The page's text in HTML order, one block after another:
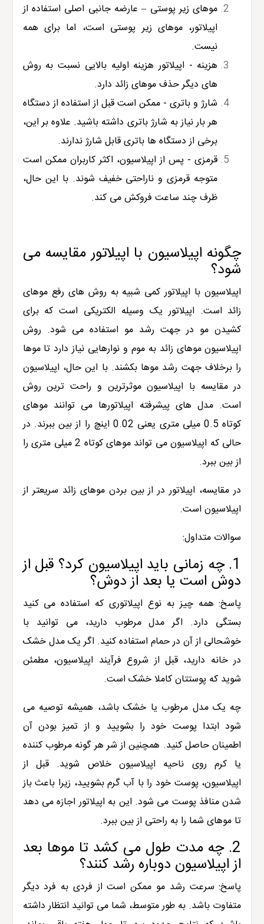
موهای زیر پوستی – عارضه جانبی اصلی استفاده از
اپیلاتور، موهای زیر پوستی است، اما برای همه
نیست.
هزینه - اپیلاتور هزینه اولیه بالایی نسبت به روش
های دیگر حذف موهای زائد دارد.
شارژ و باتری - ممکن است قبل از استفاده از دستگاه
هر بار نیاز به شارژ باتری داشته باشید. علاوه بر این،
برخی از دستگاه ها باتری قابل شارژ ندارند.
قرمزی - پس از اپیلاسیون، اکثر کاربران ممکن است
متوجه قرمزی و ناراحتی خفیف شوند. با این حال،
ظرف چند ساعت فروکش می کند.
چگونه اپیلاسیون با اپیلاتور مقایسه می
شود؟
اپیلاسیون با اپیلاتور کمی شبیه به روش های رفع موهای
زائد است. اپیلاتور یک وسیله الکتریکی است که برای
کشیدن مو در جهت رشد مو استفاده می شود. روش
اپیلاسیون موهای زائد به موم و نوارهایی نیاز دارد تا موها
را برخلاف جهت رشد موها بکشند. با این حال، اپیلاسیون
در مقایسه با اپیلاسیون موثرترین و راحت ترین روش
است. مدل های پیشرفته اپیلاتورها می توانند موهای
کوتاه 0.5 میلی متری یعنی 0.02 اینچ را از بین ببرند. در
حالی که اپیلاسیون می تواند موهای کوتاه 2 میلی متری را
از بین ببرد.
در مقایسه، اپیلاتور در از بین بردن موهای زائد سریعتر از
اپیلاسیون است.
سوالات متداول:
1. چه زمانی باید اپیلاسیون کرد؟ قبل از
دوش است یا بعد از دوش؟
پاسخ: همه چیز به نوع اپیلاتوری که استفاده می کنید
بستگی دارد. اگر مدل مرطوب دارید، می توانید با
خوشحالی از آن در حمام استفاده کنید. اگر یک مدل خشک
در خانه دارید، قبل از شروع فرآیند اپیلاسیون، مطمئن
شوید که پوستتان کاملا خشک است.
چه یک مدل مرطوب یا خشک باشد، همیشه توصیه می
شود ابتدا پوست خود را بشویید و از تمیز بودن آن
اطمینان حاصل کنید. همچنین از شر هر گونه مرطوب کننده
یا کرم روی ناحیه اپیلاسیون خلاص شوید. قبل از
اپیلاسیون، پوست خود را با آب گرم بشویید، زیرا باعث باز
شدن منافذ پوست می شود. این به اپیلاتور اجازه می دهد
تا موهای شما را به راحتی از بین ببرد.
2. چه مدت طول می کشد تا موها بعد
از اپیلاسیون دوباره رشد کنند؟
پاسخ: سرعت رشد مو ممکن است از فردی به فرد دیگر
متفاوت باشد. به طور متوسط، شما می توانید انتظار داشته